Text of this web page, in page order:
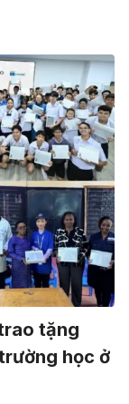
tặng
học ở